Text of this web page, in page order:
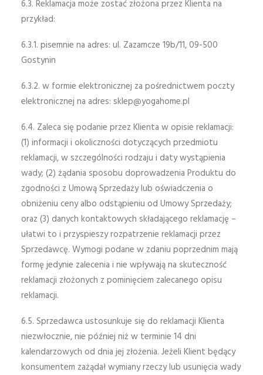
6.3. Reklamacja może zostać złożona przez Klienta na
przykład:
6.3.1. pisemnie na adres: ul. Zazamcze 19b/11, 09-500
Gostynin
6.3.2. w formie elektronicznej za pośrednictwem poczty
elektronicznej na adres: sklep@yogahome.pl
6.4. Zaleca się podanie przez Klienta w opisie reklamacji:
(1) informacji i okoliczności dotyczących przedmiotu
reklamacji, w szczególności rodzaju i daty wystąpienia
wady; (2) żądania sposobu doprowadzenia Produktu do
zgodności z Umową Sprzedaży lub oświadczenia o
obniżeniu ceny albo odstąpieniu od Umowy Sprzedaży;
oraz (3) danych kontaktowych składającego reklamację –
ułatwi to i przyspieszy rozpatrzenie reklamacji przez
Sprzedawcę. Wymogi podane w zdaniu poprzednim mają
formę jedynie zalecenia i nie wpływają na skuteczność
reklamacji złożonych z pominięciem zalecanego opisu
reklamacji.
6.5. Sprzedawca ustosunkuje się do reklamacji Klienta
niezwłocznie, nie później niż w terminie 14 dni
kalendarzowych od dnia jej złożenia. Jeżeli Klient będący
konsumentem zażądał wymiany rzeczy lub usunięcia wady